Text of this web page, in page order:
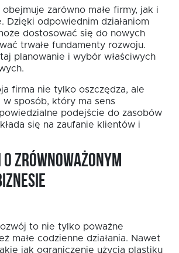
zarówno małe firmy, jak i
Dzięki odpowiednim działaniom
dostosować się do nowych
trwałe fundamenty rozwoju.
planowanie i wybór właściwych
firma nie tylko oszczędza, ale
sposób, który ma sens
podejście do zasobów
się na zaufanie klientów i
zrównoważonym
to nie tylko poważne
małe codzienne działania. Nawet
jak ograniczenie użycia plastiku